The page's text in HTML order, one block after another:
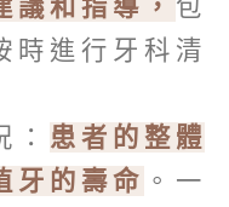
議和指導， 包
時進行牙科清
患者的整體
牙的壽命 。一